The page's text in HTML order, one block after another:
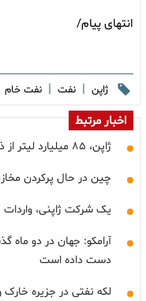
انتهای پیام/
ژاپن | نفت | نفت خام
اخبار مرتبط
ژاپن، ۸۵ میلیارد لیتر از ذخایر راهبردی نفت را آزاد می‌کند
چین در حال پرکردن
یک شرکت ژاپنی،
آرامکو: جهان در دو ماه
دست داده است
لکه نفتی در جزیره